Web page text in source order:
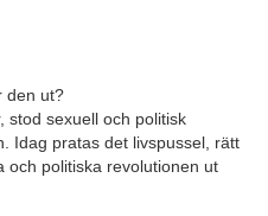
den ut?
stod sexuell och politisk
Idag pratas det livspussel, rätt
och politiska revolutionen ut